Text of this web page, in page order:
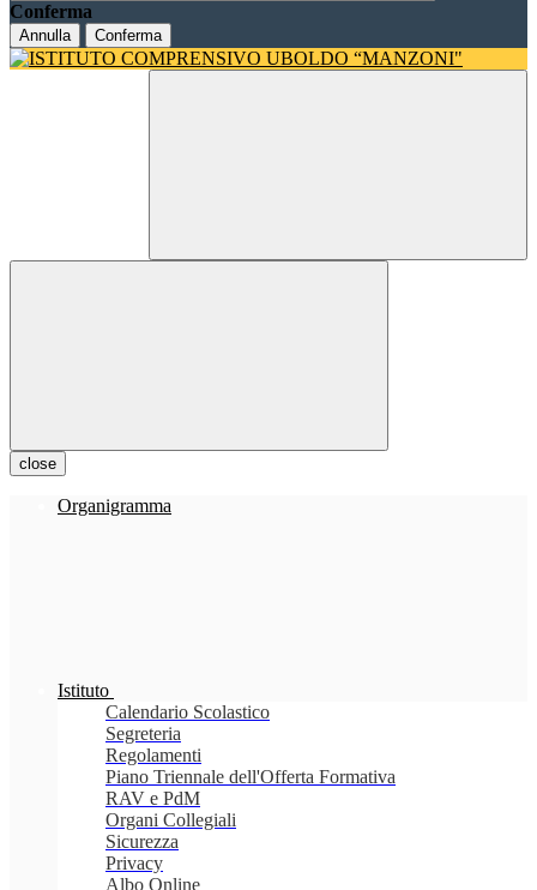
Conferma
Annulla Conferma
close
Organigramma
Istituto
Calendario Scolastico
Segreteria
Regolamenti
Piano Triennale dell'Offerta Formativa
RAV e PdM
Organi Collegiali
Sicurezza
Privacy
Albo Online